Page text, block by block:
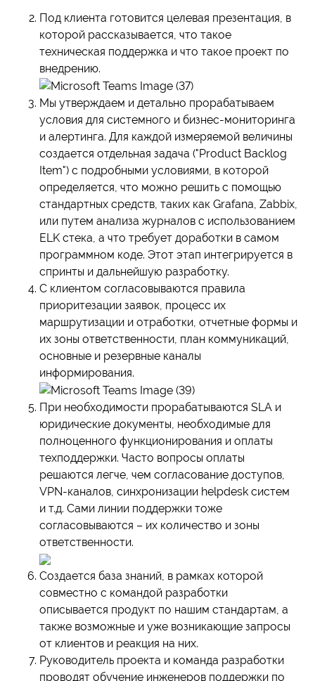
Под клиента готовится целевая презентация, в
которой рассказывается, что такое
техническая поддержка и что такое проект по
внедрению.
Мы утверждаем и детально прорабатываем
условия для системного и бизнес-мониторинга
и алертинга. Для каждой измеряемой величины
создается отдельная задача ("Product Backlog
Item") с подробными условиями, в которой
определяется, что можно решить с помощью
стандартных средств, таких как Grafana, Zabbix,
или путем анализа журналов с использованием
ELK стека, а что требует доработки в самом
программном коде. Этот этап интегрируется в
спринты и дальнейшую разработку.
С клиентом согласовываются правила
приоритезации заявок, процесс их
маршрутизации и отработки, отчетные формы и
их зоны ответственности, план коммуникаций,
основные и резервные каналы
информирования.
При необходимости прорабатываются SLA и
юридические документы, необходимые для
полноценного функционирования и оплаты
техподдержки. Часто вопросы оплаты
решаются легче, чем согласование доступов,
VPN-каналов, синхронизации helpdesk систем
и т.д. Сами линии поддержки тоже
согласовываются – их количество и зоны
ответственности.
Создается база знаний, в рамках которой
совместно с командой разработки
описывается продукт по нашим стандартам, а
также возможные и уже возникающие запросы
от клиентов и реакция на них.
Руководитель проекта и команда разработки
проводят обучение инженеров поддержки по